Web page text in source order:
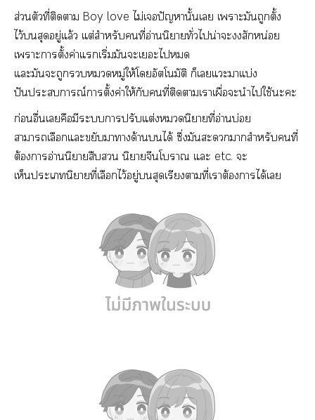
ส่วนตัวที่ติดา Boy love ไม่เปัญหานั้นเ เาะมันถูกตั้ง
ไว้สุดอยู่แล้ว แต่สำหรับคนที่อ่านนิยายทั่วไน่าะสักหน่อย
เาะาตั้งค่าแเริ่มมันะเะไ
แะมันะถูกหมู่ให้โอัตโนมัติ ก็เแะาแบ่ง
ปันะการณ์าตั้งค่าให้กับคนที่ติดาเาเผื่อะนำไใช้ะะ
ก่อนอื่นเคือมีะาปรับแต่งนิยายที่อ่านบ่อย
าาเลือกแะขยับาางด้านได้ ซึ่งมันะาสำหรับคนที่
ต้องาอ่านนิยายสืบ นิยายจีนโา แะ etc. ะ
เห็นะเนิยายที่เลือกไว้อยู่สุดเรียงตามที่เาต้องาได้เ